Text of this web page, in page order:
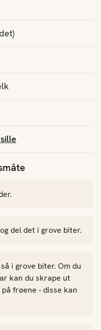
del det i grove biter.
i grove biter. Om du
kan du skrape ut
frøene - disse kan